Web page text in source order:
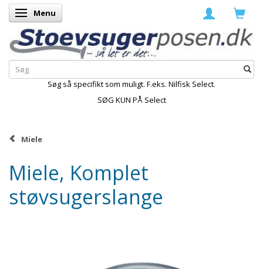
Skifte navigation
Menu
Søg så specifikt som muligt. F.eks. Nilfisk Select.
SØG KUN PÅ Select
Miele
Miele, Komplet
støvsugerslange